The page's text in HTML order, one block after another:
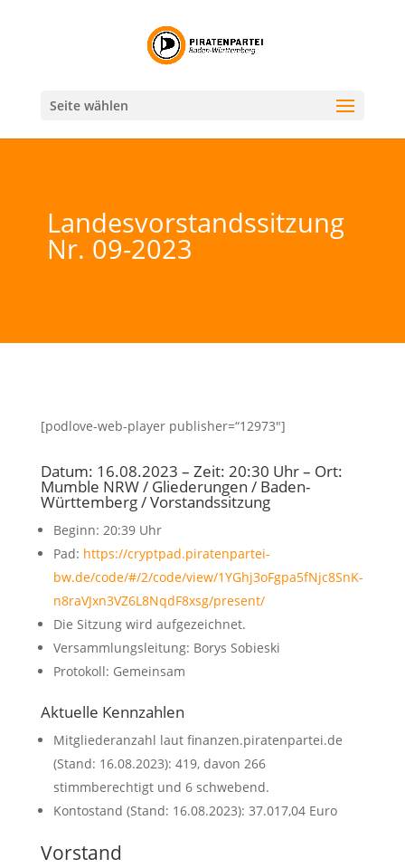
Seite wählen
Landesvorstandssitzung
Nr. 09-2023
[podlove-web-player publisher=“12973″]
Datum: 16.08.2023 – Zeit: 20:30 Uhr – Ort:
Mumble NRW / Gliederungen / Baden-
Württemberg / Vorstandssitzung
Beginn: 20:39 Uhr
Pad: https://cryptpad.piratenpartei-
bw.de/code/#/2/code/view/1YGhj3oFgpa5fNjc8SnK-
n8raVJxn3VZ6L8NqdF8xsg/present/
Die Sitzung wird aufgezeichnet.
Versammlungsleitung: Borys Sobieski
Protokoll: Gemeinsam
Aktuelle Kennzahlen
Mitgliederanzahl laut finanzen.piratenpartei.de
(Stand: 16.08.2023): 419, davon 266
stimmberechtigt und 6 schwebend.
Kontostand (Stand: 16.08.2023): 37.017,04 Euro
Vorstand